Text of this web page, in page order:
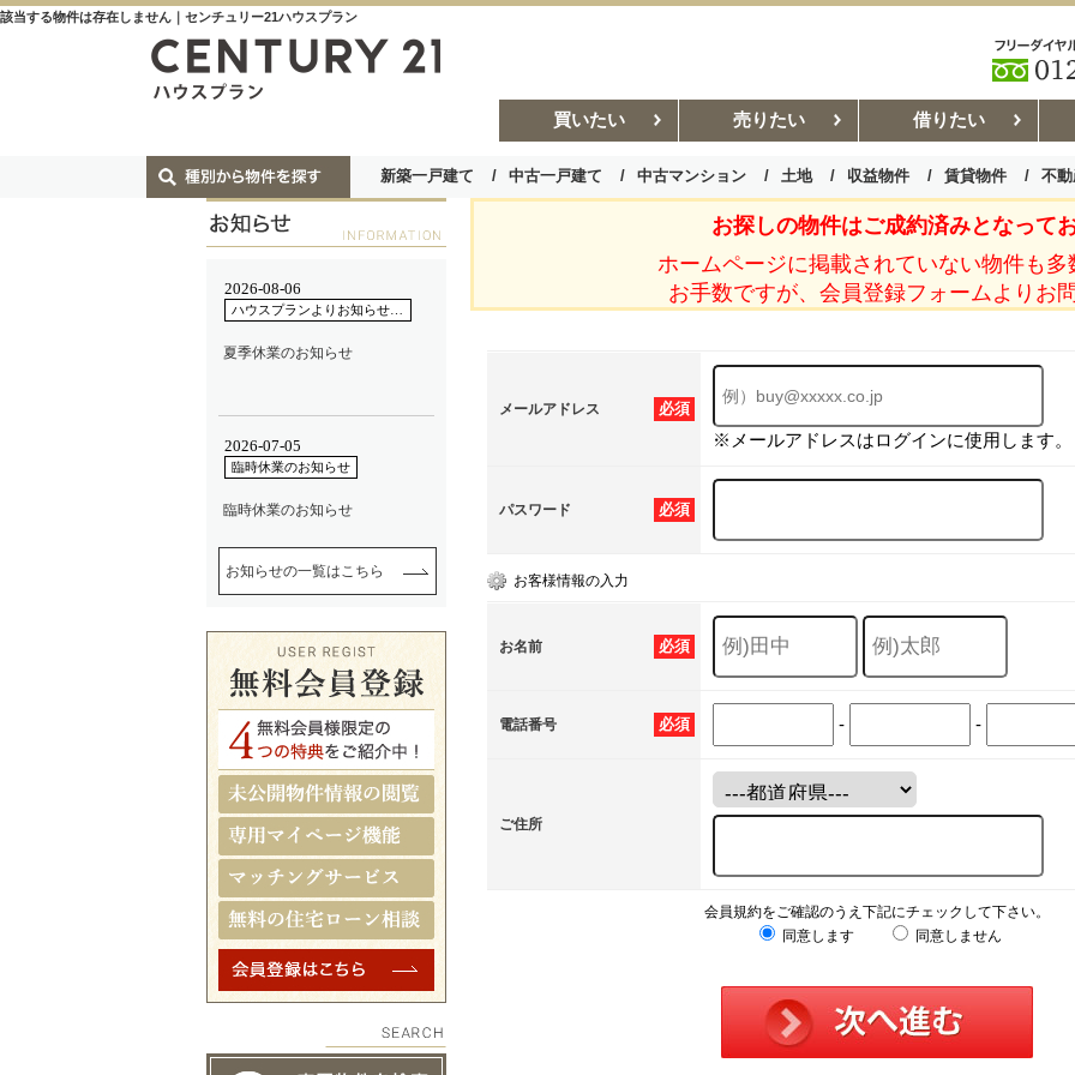
該当する物件は存在しません｜センチュリー21ハウスプラン
買いたい 売りたい 借りたい
新築一戸建て 中古一戸建て 中古マンション 土地 収益物件 賃貸物件 不
お部屋探しコラム 賃貸管理コ
お探しの物件はご成約済みとなってお
ホームページに掲載されていない物件も多
お手数ですが、会員登録フォームよりお
必須
メールアドレス
※メールアドレスはログインに使用します。
必須
パスワード
お客様情報の入力
必須
お名前
必須
電話番号 - -
ご住所
会員規約をご確認のうえ下記にチェックして下さい。
同意します
同意しません
お知らせの一覧はこちら